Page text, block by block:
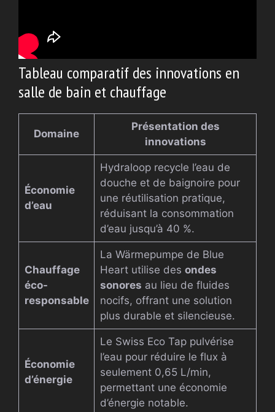
Tableau comparatif des innovations en
salle de bain et chauffage
Domaine
Présentation des
innovations
Économie
d’eau
Hydraloop recycle l’eau de
douche et de baignoire pour
une réutilisation pratique,
réduisant la consommation
d’eau jusqu’à 40 %.
Chauffage
éco-
responsable
La Wärmepumpe de Blue
Heart utilise des ondes
sonores au lieu de fluides
nocifs, offrant une solution
plus durable et silencieuse.
Économie
d’énergie
Le Swiss Eco Tap pulvérise
l’eau pour réduire le flux à
seulement 0,65 L/min,
permettant une économie
d’énergie notable.